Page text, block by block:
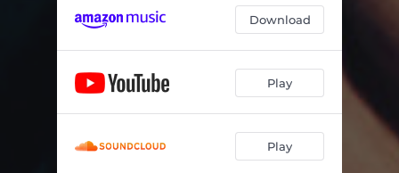
Download
Play
Play